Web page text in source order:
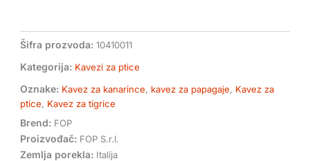
Šifra prozvoda:10410011
Kategorija: Kavezi za ptice
Oznake: Kavez za kanarince, kavez za papagaje, Kavez za
ptice, Kavez za tigrice
Brend: FOP
Proizvođač: FOP S.r.l.
Zemlja porekla: Italija